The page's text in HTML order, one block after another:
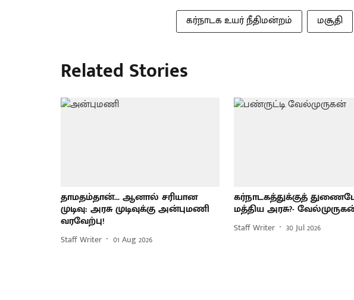
கர்நாடக உயர் நீதிமன்றம் மசூதி
Related Stories
தாமதம்தான்... ஆனால் சரியான
முடிவு: அரசு முடிவுக்கு அன்புமணி
வரவேற்பு!
Staff Writer 01 Aug 2026
கர்நாடகத்துக்குத்
மத்திய அரசு?-
Staff Writer 30 Jul 2026